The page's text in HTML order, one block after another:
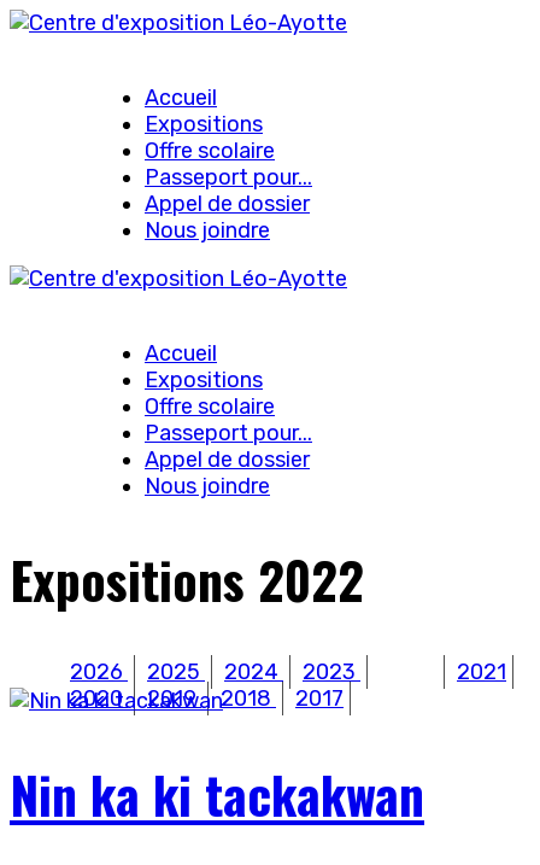
Accueil
Expositions
Offre scolaire
Passeport pour...
Appel de dossier
Nous joindre
Accueil
Expositions
Offre scolaire
Passeport pour...
Appel de dossier
Nous joindre
Expositions 2022
2026 2025 2024 2023
2021
2020
2019 2018 2017
Nin ka ki tackakwan